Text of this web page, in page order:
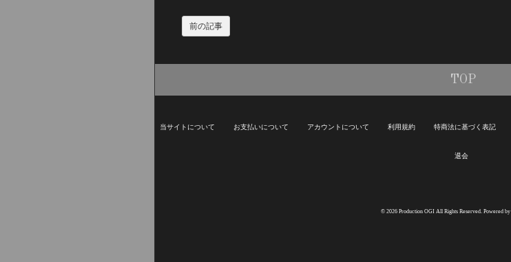
前の記事
TOP
当サイトについて お支払いについて アカウントについて 利用規約 特商法に基づく表記
退会
© 2026 Production OGI All Rights Reserved. Powered by